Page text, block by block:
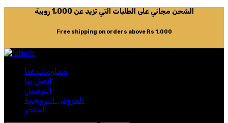
الشحن مجاني على الطلبات التي تزيد عن 1,000 روبية
Free shipping on orders above Rs 1,000
معلومات عنا
اتصل بنا
التوصيل
العروض الترويجية
المتجر